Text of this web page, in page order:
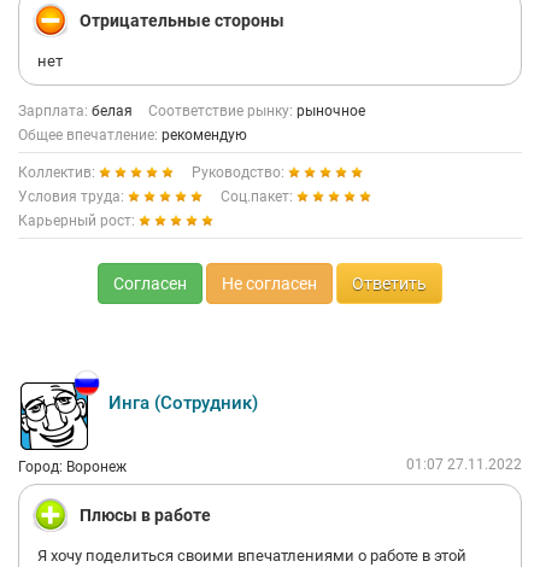
Отрицательные стороны
нет
Зарплата: белая Соответствие рынку: рыночное
Общее впечатление: рекомендую
Коллектив:
Руководство:
Условия труда:
Соц.пакет:
Карьерный рост:
Согласен Не согласен Ответить
Инга (Сотрудник)
Город: Воронеж 01:07 27.11.2022
Плюсы в работе
Я хочу поделиться своими впечатлениями о работе в этой